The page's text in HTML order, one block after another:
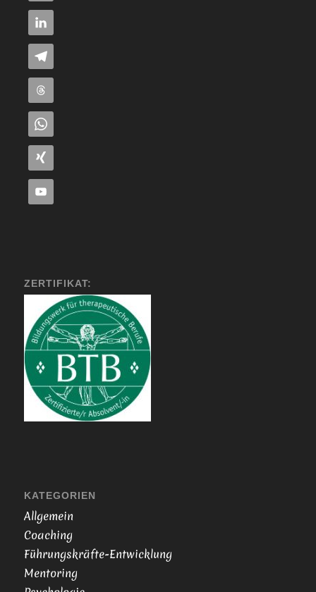
ZERTIFIKAT:
KATEGORIEN
Allgemein
Coaching
Führungskräfte-Entwicklung
Mentoring